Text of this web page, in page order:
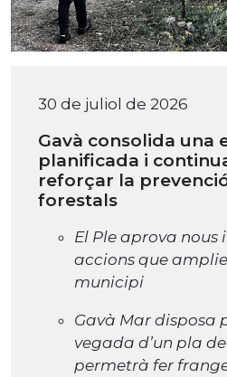
30 de juliol de 2026
Gavà consolida una
planificada i
reforçar la
forestals
El Ple aprova nous
accions que
municipi
Gavà Mar disposa
vegada d’un pla
permetrà fer